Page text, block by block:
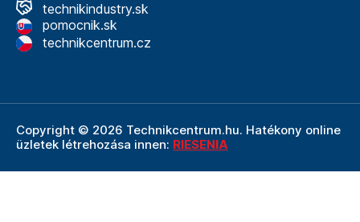
technikindustry.sk
pomocnik.sk
technikcentrum.cz
Copyright © 2026 Technikcentrum.hu. Hatékony online
üzletek létrehozása innen: RIESENIA